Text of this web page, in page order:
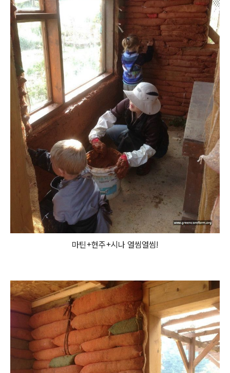
마틴+현주+시나 열씸열씸!